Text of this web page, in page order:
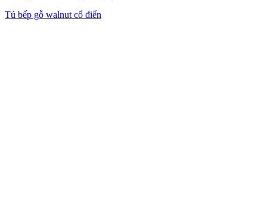
Tủ bếp gỗ walnut cổ điển